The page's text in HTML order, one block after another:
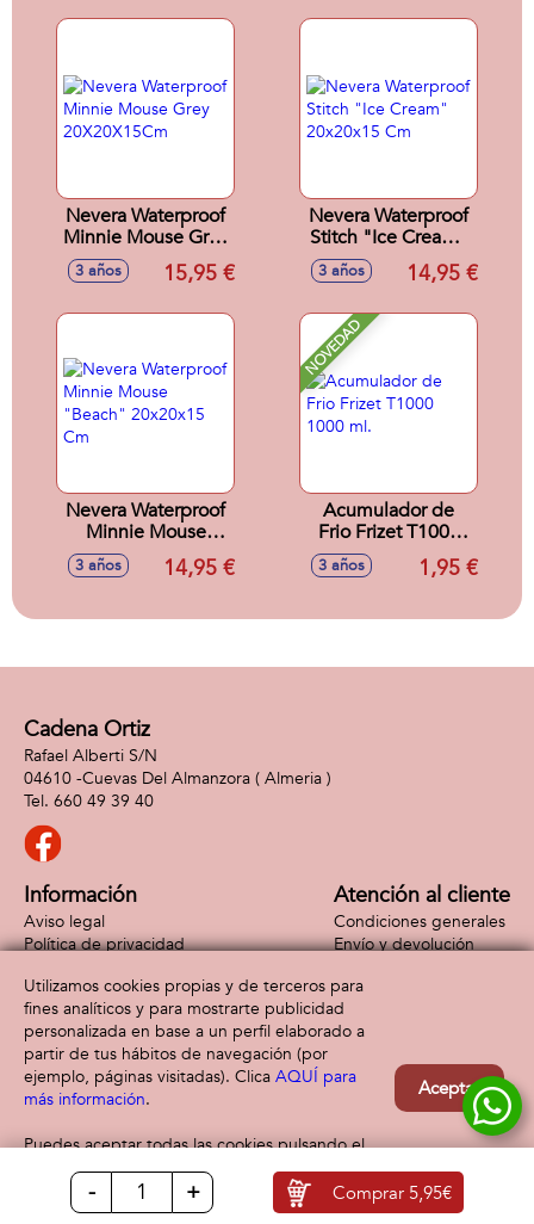
- + Comprar 5,95€
Nevera Waterproof
Minnie Mouse Grey
20X20X15Cm
3 años 15,95 €
Nevera Waterproof
Stitch "Ice Cream"
20x20x15 Cm
3 años 14,95 €
Nevera Waterproof
Minnie Mouse
"Beach" 20x20x15
3 años 14,95 €
NOVEDAD
Acumulador de
Frio Frizet T1000
1000 ml.
3 años 1,95 €
Cadena Ortiz
Rafael Alberti S/N
04610 -Cuevas Del Almanzora ( Almeria )
660 49 39 40
Información
Aviso legal
Política de privacidad
Atención al cliente
Condiciones generales
Envío y devolución
Formas de pago
Utilizamos cookies propias y de terceros para
fines analíticos y para mostrarte publicidad
personalizada en base a un perfil elaborado a
partir de tus hábitos de navegación (por
ejemplo, páginas visitadas). Clica AQUÍ para
más información.
Puedes aceptar todas las cookies pulsando el
botón “Aceptar” o configurarlas o rechazar su
uso clicando
AQUÍ
Aceptar